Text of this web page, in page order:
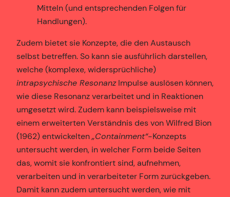
Mitteln (und entsprechenden Folgen für
Handlungen).
Zudem bietet sie Konzepte, die den Austausch
selbst betreffen. So kann sie ausführlich darstellen,
welche (komplexe, widersprüchliche)
intrapsychische ResonanzImpulse auslösen können,
wie diese Resonanz verarbeitet und in Reaktionen
umgesetzt wird. Zudem kann beispielsweise mit
einem erweiterten Verständnis des von Wilfred Bion
(1962) entwickelten„Containment“-Konzepts
untersucht werden, in welcher Form beide Seiten
das, womit sie konfrontiert sind, aufnehmen,
verarbeiten und in verarbeiteter Form zurückgeben.
Damit kann zudem untersucht werden, wie mit